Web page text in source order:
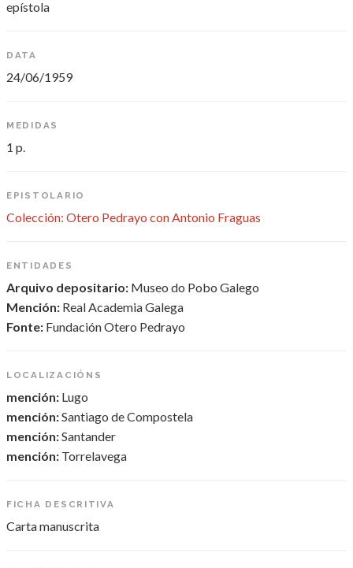
epístola
DATA
24/06/1959
MEDIDAS
1 p.
EPISTOLARIO
Colección: Otero Pedrayo con Antonio Fraguas
ENTIDADES
Arquivo depositario: Museo do Pobo Galego
Mención: Real Academia Galega
Fonte: Fundación Otero Pedrayo
LOCALIZACIÓNS
mención: Lugo
mención:Santiago de Compostela
mención:Santander
mención: Torrelavega
FICHA DESCRITIVA
Carta manuscrita